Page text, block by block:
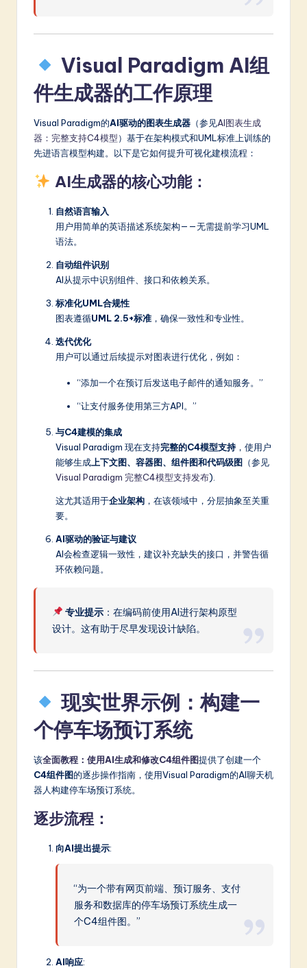
Visual Paradigm AI组
件生成器的工作原理
Visual Paradigm的AI驱动的图表生成器 （参见AI图表生成
器：完整支持C4模型）基于在架构模式和UML标准上训练的
先进语言模型构建。以下是它如何提升可视化建模流程：
AI生成器的核心功能：
自然语言输入
用户用简单的英语描述系统架构——无需提前学习UML
语法。
自动组件识别
AI从提示中识别组件、接口和依赖关系。
标准化UML合规性
图表遵循UML 2.5+标准 ，确保一致性和专业性。
迭代优化
用户可以通过后续提示对图表进行优化，例如：
“添加一个在预订后发送电子邮件的通知服务。”
“让支付服务使用第三方API。”
与C4建模的集成
Visual Paradigm 现在支持完整的C4模型支持 ，使用户
能够生成 上下文图、容器图、组件图和代码级图 （参见
Visual Paradigm 完整C4模型支持发布).
这尤其适用于企业架构 ，在该领域中，分层抽象至关重
要。
AI驱动的验证与建议
AI会检查逻辑一致性，建议补充缺失的接口，并警告循
环依赖问题。
专业提示 ：在编码前使用AI进行架构原型
设计。这有助于尽早发现设计缺陷。
现实世界示例：构建一
个停车场预订系统
该全面教程：使用AI生成和修改C4组件图提供了创建一个
C4组件图的逐步操作指南，使用Visual Paradigm的AI聊天机
器人构建停车场预订系统。
逐步流程：
向AI提出提示:
“为一个带有网页前端、预订服务、支付
服务和数据库的停车场预订系统生成一
个C4组件图。”
AI响应: